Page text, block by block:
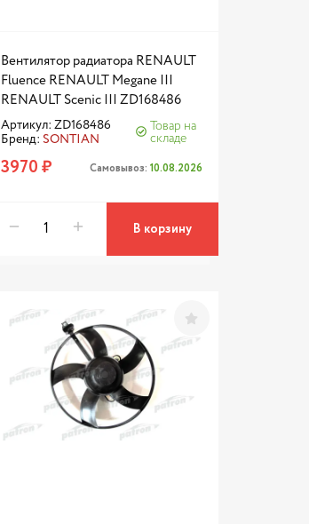
Вентилятор радиатора RENAULT
Fluence RENAULT Megane III
RENAULT Scenic III ZD168486
Артикул: ZD168486
Бренд:SONTIAN
Товар на
складе
3970 ₽ Самовывоз: 10.08.2026
В корзину